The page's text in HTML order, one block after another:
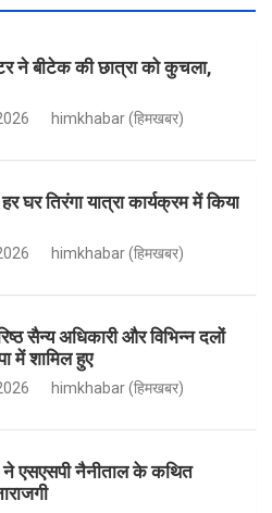
t
a
t T
b
ने बीटेक की छात्रा को कुचला,
himkhabar (हिमखबर)
घर तिरंगा यात्रा कार्यक्रम में किया
himkhabar (हिमखबर)
सैन्य अधिकारी और विभिन्न दलों
में शामिल हुए
himkhabar (हिमखबर)
ने एसएसपी नैनीताल के कथित